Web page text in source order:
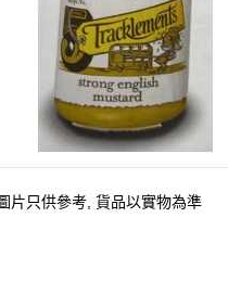
片只供參考, 貨品以實物為準